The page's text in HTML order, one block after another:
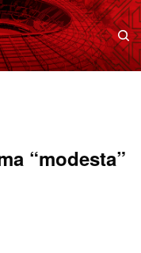
“modesta”